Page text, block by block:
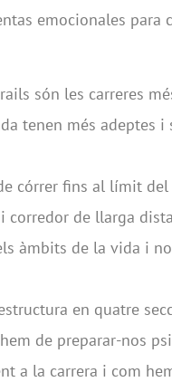
emocionales
són les carreres
tenen més adeptes i
córrer fins al límit
i corredor de llarga
àmbits de la vida i
en quatre
de preparar-nos
a la carrera i com